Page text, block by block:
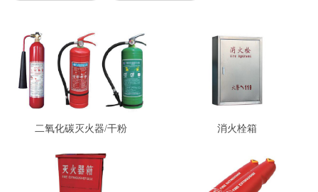
二氧化碳灭火器/干粉 消火栓箱